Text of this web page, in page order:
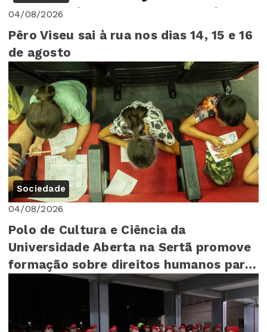
04/08/2026
Pêro Viseu sai à rua nos dias 14, 15 e 16
de agosto
Sociedade
04/08/2026
Polo de Cultura e Ciência da
Universidade Aberta na Sertã promove
formação sobre direitos humanos para
mais de 140 cr...